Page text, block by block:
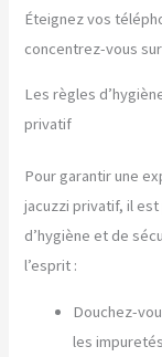
Éteignez vos
concentrez-vous
Les règles
privatif
Pour garantir une
jacuzzi privatif, il
d’hygiène et de
l’esprit :
Douchez-
les